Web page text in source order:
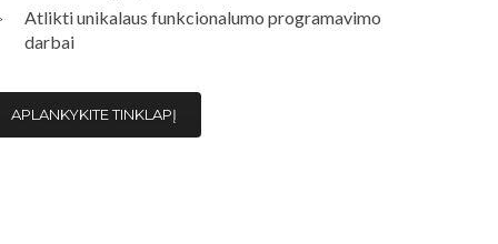
Atlikti unikalaus funkcionalumo programavimo
darbai
APLANKYKITE TINKLAPĮ